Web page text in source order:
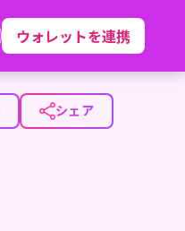
ウォレットを連携
シェア